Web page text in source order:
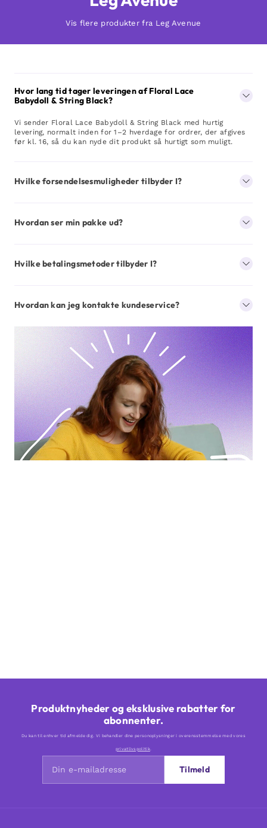
Vis flere produkter fra Leg Avenue
Hvor lang tid tager leveringen af Floral Lace
Babydoll & String Black?
Vi sender Floral Lace Babydoll & String Black med hurtig
levering, normalt inden for 1–2 hverdage for ordrer, der afgives
før kl. 16, så du kan nyde dit produkt så hurtigt som muligt.
Hvilke forsendelsesmuligheder tilbyder I?
Hvordan ser min pakke ud?
Hvilke betalingsmetoder tilbyder I?
Hvordan kan jeg kontakte kundeservice?
Produktnyheder og eksklusive rabatter for
abonnenter.
Du kan til enhver tid afmelde dig. Vi behandler dine personoplysninger i overensstemmelse med vores
privatlivspolitik.
Tilmeld